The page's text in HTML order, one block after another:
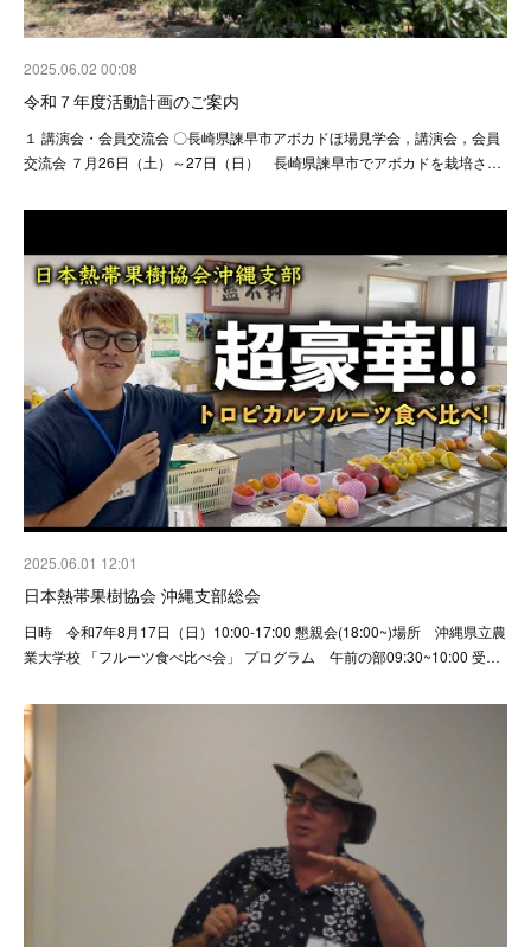
2025.06.02 00:08
令和７年度活動計画のご案内
１ 講演会・会員交流会 〇長崎県諫早市アボカドほ場見学会，講演会，会員
交流会 ７月26日（土）～27日（日） 長崎県諫早市でアボカドを栽培さ…
2025.06.01 12:01
日本熱帯果樹協会 沖縄支部総会
日時 令和7年8月17日（日）10:00-17:00 懇親会(18:00~)場所 沖縄県立農
業大学校 「フルーツ食べ比べ会」 プログラム 午前の部09:30~10:00 受…